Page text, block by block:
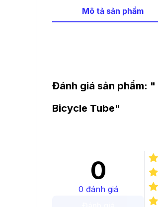
Mô tả sản phẩm
Đánh giá sản phẩm: "
Bicycle Tube"
0
0 đánh giá